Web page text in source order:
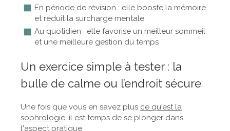
En période de révision : elle booste la mémoire
et réduit la surcharge mentale
Au quotidien : elle favorise un meilleur sommeil
et une meilleure gestion du temps
Un exercice simple à tester : la
bulle de calme ou l’endroit sécure
Une fois que vous en savez plus ce qu'est la
sophrologie, il est temps de se plonger dans
l'aspect pratique.